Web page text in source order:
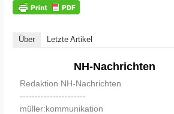
Über Letzte Artikel
NH-Nachrichten
Redaktion NH-Nachrichten
----------------------
müller:kommunikation